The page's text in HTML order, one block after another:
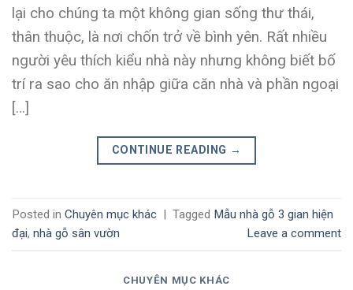
lại cho chúng ta một không gian sống thư thái,
thân thuộc, là nơi chốn trở về bình yên. Rất nhiều
người yêu thích kiểu nhà này nhưng không biết bố
trí ra sao cho ăn nhập giữa căn nhà và phần ngoại
[…]
CONTINUE READING →
Posted in Chuyên mục khác | Tagged Mẫu nhà gỗ 3 gian hiện
đại, nhà gỗ sân vườn Leave a comment
CHUYÊN MỤC KHÁC